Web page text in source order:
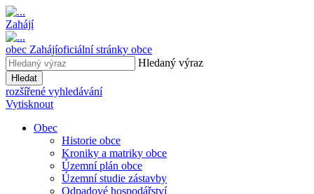
Zahájí
obec Zahájíoficiální stránky obce
Hledaný výraz
Hledat
rozšířené vyhledávání
Vytisknout
Obec
Historie obce
Kroniky a matriky obce
Územní plán obce
Územní studie zástavby
Odpadové hospodářství